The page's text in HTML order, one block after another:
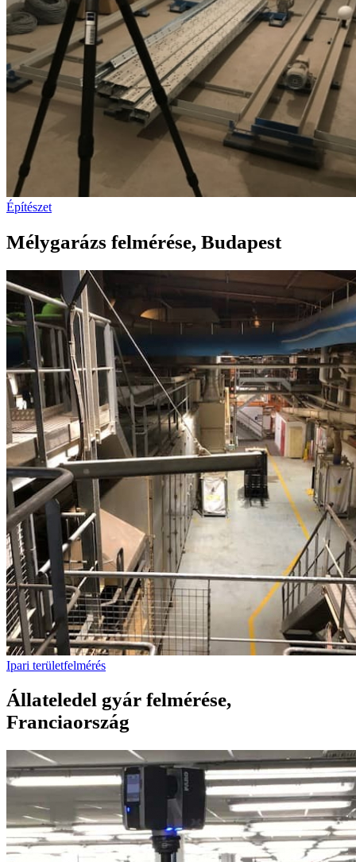
Építészet
Mélygarázs felmérése, Budapest
Ipari területfelmérés
Állateledel gyár felmérése,
Franciaország